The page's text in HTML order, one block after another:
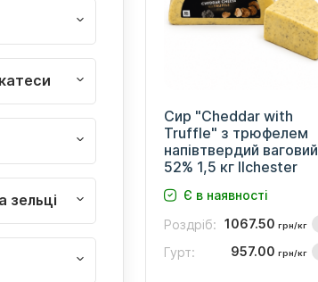
Сир "Cheddar with
Truffle" з трюфелем
напівтвердий ваговий
52% 1,5 кг Ilchester
Є в наявності
Роздріб: 1067.50 грн/кг
Гурт: 957.00 грн/кг
зельці